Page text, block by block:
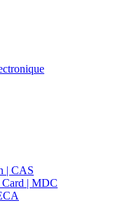
| CAS
| MDC